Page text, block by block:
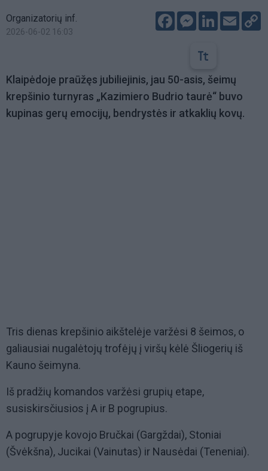
Organizatorių inf.
2026-06-02 16:03
FacebookMessenger
LinkedIn
Email
Klaipėdoje praūžęs jubiliejinis, jau 50-asis, šeimų
krepšinio turnyras „Kazimiero Budrio taurė“ buvo
kupinas gerų emocijų, bendrystės ir atkaklių kovų.
Tris dienas krepšinio aikštelėje varžėsi 8 šeimos, o
galiausiai nugalėtojų trofėjų į viršų kėlė Šliogerių iš
Kauno šeimyna.
Iš pradžių komandos varžėsi grupių etape,
susiskirsčiusios į A ir B pogrupius.
A pogrupyje kovojo Bručkai (Gargždai), Stoniai
(Švėkšna), Jucikai (Vainutas) ir Nausėdai (Teneniai).